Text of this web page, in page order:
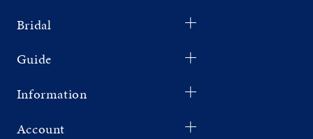
Bridal
Guide
Information
Account